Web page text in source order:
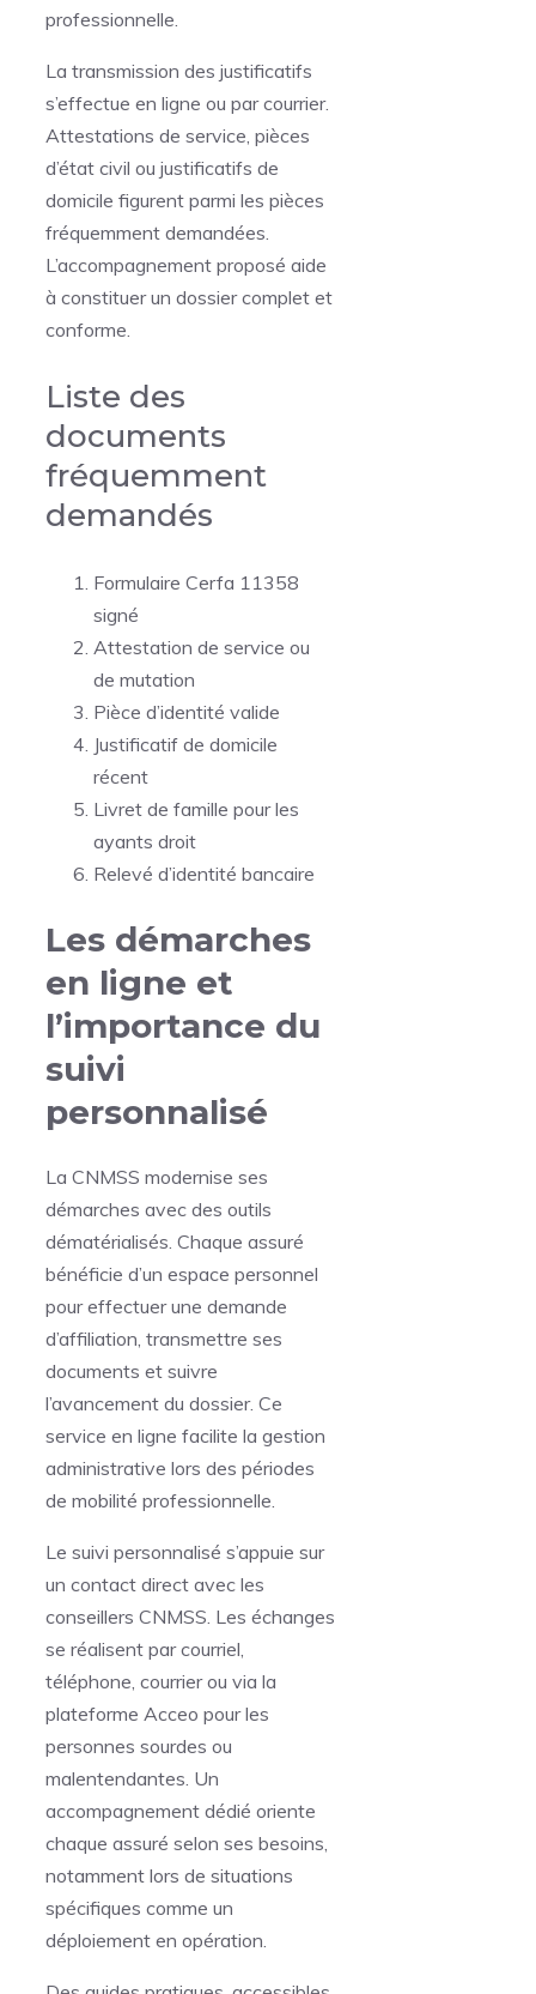
professionnelle.
La transmission des justificatifs
s’effectue en ligne ou par courrier.
Attestations de service, pièces
d’état civil ou justificatifs de
domicile figurent parmi les pièces
fréquemment demandées.
L’accompagnement proposé aide
à constituer un dossier complet et
conforme.
Liste des
documents
fréquemment
demandés
Formulaire Cerfa 11358
signé
Attestation de service ou
de mutation
Pièce d’identité valide
Justificatif de domicile
récent
Livret de famille pour les
ayants droit
Relevé d’identité bancaire
Les démarches
en ligne et
l’importance du
suivi
personnalisé
La CNMSS modernise ses
démarches avec des outils
dématérialisés. Chaque assuré
bénéficie d’un espace personnel
pour effectuer une demande
d’affiliation, transmettre ses
documents et suivre
l’avancement du dossier. Ce
service en ligne facilite la gestion
administrative lors des périodes
de mobilité professionnelle.
Le suivi personnalisé s’appuie sur
un contact direct avec les
conseillers CNMSS. Les échanges
se réalisent par courriel,
téléphone, courrier ou via la
plateforme Acceo pour les
personnes sourdes ou
malentendantes. Un
accompagnement dédié oriente
chaque assuré selon ses besoins,
notamment lors de situations
spécifiques comme un
déploiement en opération.